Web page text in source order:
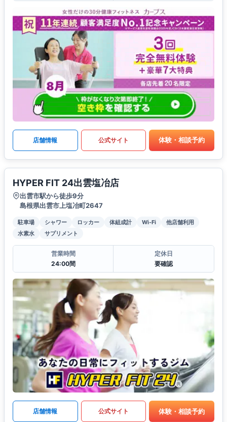
店舗情報 公式サイト 体験・相談予約
HYPER FIT 24出雲塩冶店
出雲市駅から徒歩9分
島根県出雲市上塩冶町2647
駐車場 シャワー ロッカー 体組成計 Wi-Fi
他店舗利用
水素水
サプリメント
営業時間
24:00間
定休日
要確認
店舗情報 公式サイト 体験・相談予約